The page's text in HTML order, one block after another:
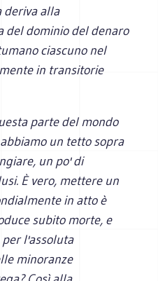
deriva alla
del dominio del denaro
ciascuno nel
in transitorie
parte del mondo
un tetto sopra
un po' di
È vero, mettere un
in atto è
subito morte, e
per l'assoluta
minoranze